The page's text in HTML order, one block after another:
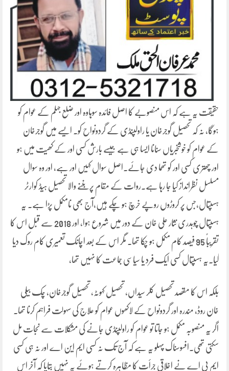
حقیقت یہ ہے کہ اس منصوبے کا اصل فائدہ سوہاوہ اور ضلع جہلم کے عوام کو
ہوگا، نہ کہ تحصیل گوجرخان یا راولپنڈی کے گردونواح کو۔ ایسے میں گوجرخان
کے عوام کو خوشخبریاں سنانا ایسا ہی ہے جیسے بارش کسی اور کے کھیت میں ہو
اور چھتری کسی اور کو تھما دی جائے۔اصل سوال کہیں اور ہے، اور وہ سوال
مسلسل نظرانداز کیا جا رہا ہے۔روات کے مقام پر بننے والا تحصیل ہیڈ کوارٹر
ہسپتال،جس پر کروڑوں روپے خرچ ہو چکے ہیں،آج بھی نامکمل پڑا ہے۔ یہ
ہسپتال چوہدری نثار علی خان کے دور میں شروع ہوا، اور 2018 سے قبل اس کا
تقریباً 95 فیصد کام مکمل ہو چکا تھا۔ مگر اس کے بعد اچانک تعمیری کام روک دیا
گیا۔یہ ہسپتال کسی ایک فرد یا سیاسی جماعت کا نہیں تھا،
بلکہ اس کا مقصد تحصیل کلر سیداں، تحصیل کہوٹہ، تحصیل گوجرخان، چک بیلی
خان روڈ، مندرہ اور گردونواح کے لاکھوں عوام کو علاج کی سہولت فراہم کرنا تھا۔
اگر یہ منصوبہ مکمل ہو جاتا تو عوام کو راولپنڈی جانے کی مشکلات سے نجات مل
سکتی تھی۔افسوسناک پہلو یہ ہے کہ آج تک نہ کسی ایم این اے اور نہ ہی کسی
ایم پی اے نے اخلاقی جرأت کا مظاہرہ کرتے ہوئے یہ نہیں بتایا کہ آخر اس